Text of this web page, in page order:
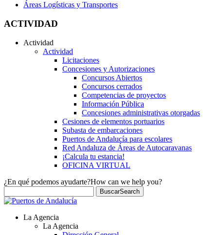
Áreas Logísticas y Transportes
ACTIVIDAD
Actividad
Actividad
Licitaciones
Concesiones y Autorizaciones
Concursos Abiertos
Concursos cerrados
Competencias de proyectos
Información Pública
Concesiones administrativas otorgadas
Cesiones de elementos portuarios
Subasta de embarcaciones
Puertos de Andalucía para escolares
Red Andaluza de Áreas de Autocaravanas
¡Calcula tu estancia!
OFICINA VIRTUAL
¿En qué podemos ayudarte?How can we help you?
BuscarSearch
La Agencia
La Agencia